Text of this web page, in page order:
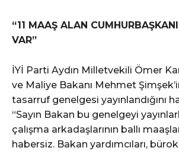
“11 MAAŞ ALAN
VAR”
İYİ Parti Aydın Milletvekili Ömer
ve Maliye Bakanı Mehmet
tasarruf genelgesi yayınlandığını
“Sayın Bakan bu genelgeyi
çalışma arkadaşlarının ballı
habersiz. Bakan yardımcıları,